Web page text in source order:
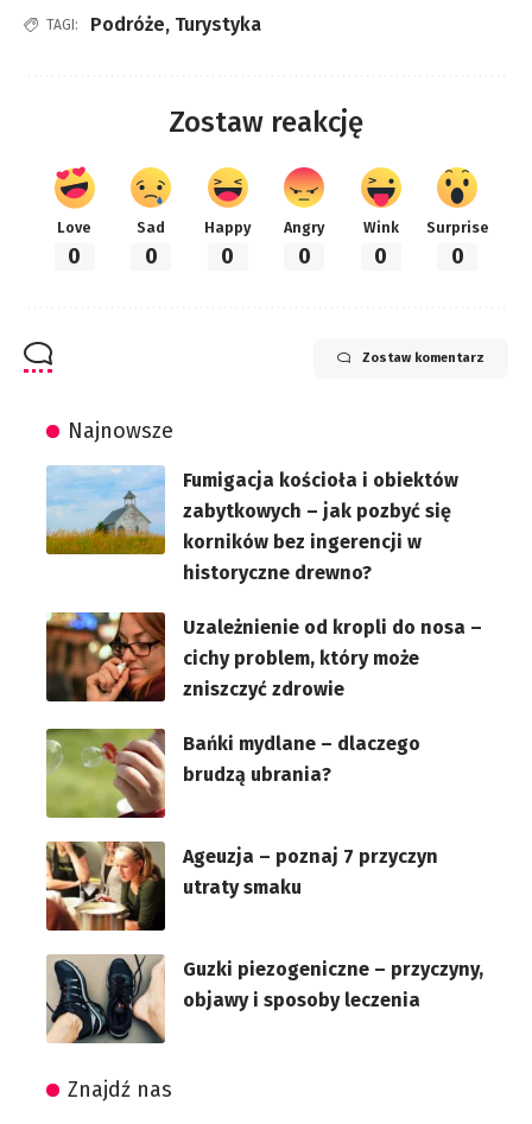
TAGI: Podróże, Turystyka
Zostaw reakcję
Love
0
Sad
0
Happy
0
Angry
0
Wink
0
Surprise
0
Zostaw komentarz
Najnowsze
Fumigacja kościoła i obiektów
zabytkowych – jak pozbyć się
korników bez ingerencji w
historyczne drewno?
Uzależnienie od kropli do nosa –
cichy problem, który może
zniszczyć zdrowie
Bańki mydlane – dlaczego
brudzą ubrania?
Ageuzja – poznaj 7 przyczyn
utraty smaku
Guzki piezogeniczne – przyczyny,
objawy i sposoby leczenia
Znajdź nas